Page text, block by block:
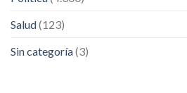
Salud(123)
Sin categoría(3)